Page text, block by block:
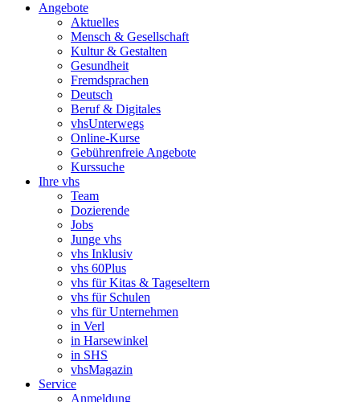
Angebote
Aktuelles
Mensch & Gesellschaft
Kultur & Gestalten
Gesundheit
Fremdsprachen
Deutsch
Beruf & Digitales
vhsUnterwegs
Online-Kurse
Gebührenfreie Angebote
Kurssuche
Ihre vhs
Team
Dozierende
Jobs
Junge vhs
vhs Inklusiv
vhs 60Plus
vhs für Kitas & Tageseltern
vhs für Schulen
vhs für Unternehmen
in Verl
in Harsewinkel
in SHS
vhsMagazin
Service
Anmeldung